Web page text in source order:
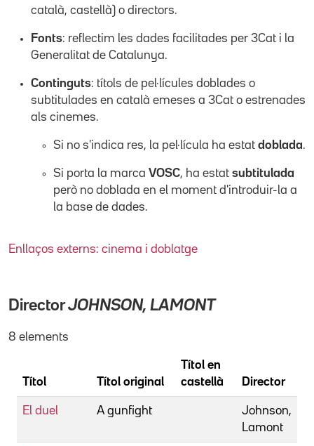
català, castellà) o directors.
Fonts: reflectim les dades facilitades per 3Cat i la
Generalitat de Catalunya.
Continguts: títols de pel·lícules doblades o
subtitulades en català emeses a 3Cat o estrenades
als cinemes.
Si no s'indica res, la pel·lícula ha estat doblada.
Si porta la marca VOSC, ha estat subtitulada
però no doblada en el moment d'introduir-la a
la base de dades.
Enllaços externs: cinema i doblatge
DirectorJOHNSON, LAMONT
8 elements
Títol Títol original
Títol en
castellà
Director
El duel A gunfight
Johnson,
Lamont